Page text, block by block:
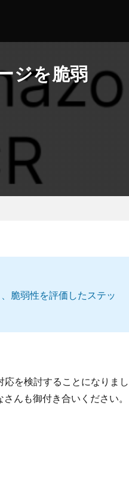
ジを脆弱
脆弱性を評価したステッ
を検討することになりまし
んも御付き合いください。